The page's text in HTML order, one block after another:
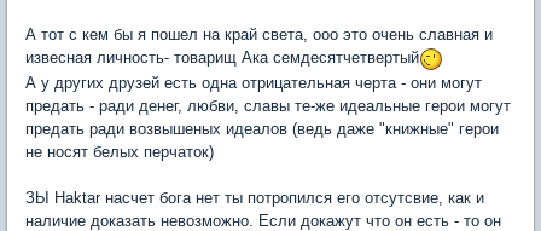
А тот с кем бы я пошел на край света, ооо это очень славная и
извесная личность- товарищ Ака семдесятчетвертый
А у других друзей есть одна отрицательная черта - они могут
предать - ради денег, любви, славы те-же идеальные герои могут
предать ради возвышеных идеалов (ведь даже "книжные" герои
не носят белых перчаток)
ЗЫ Haktar насчет бога нет ты потропился его отсутсвие, как и
наличие доказать невозможно. Если докажут что он есть - то он